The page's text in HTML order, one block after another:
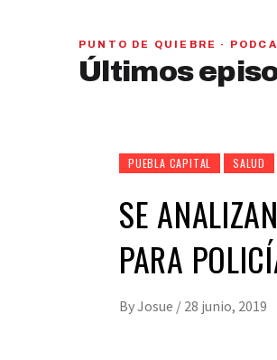
PUNTO DE QUIEBRE ·
Últimos
PAN y MC se beneficiarían
señaló Gerardo Leal
PUEBLA CAPITAL SALUD
SE
PARA
ByJosue / 28 junio, 2019